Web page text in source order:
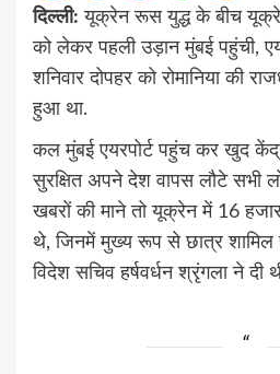
दिल्ली: यूक्रेन रूस युद्ध के बीच
को लेकर पहली उड़ान मुंबई पहुंची,
शनिवार दोपहर को रोमानिया की
हुआ था.
कल मुंबई एयरपोर्ट पहुंच कर खुद
सुरक्षित अपने देश वापस लौटे सभी
खबरों की माने तो यूक्रेन में 16
थे, जिनमें मुख्य रूप से छात्र शामिल
विदेश सचिव हर्षवर्धन श्रृंगला ने दी